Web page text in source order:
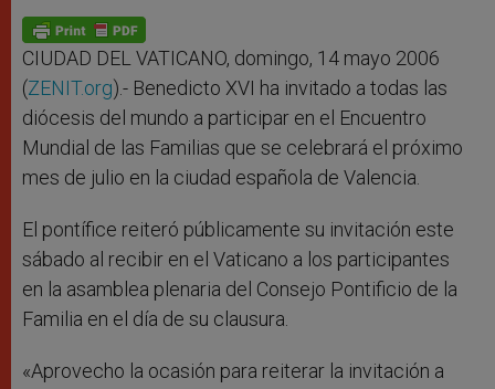
p
p
g
e
r
o
k
CIUDAD DEL VATICANO, domingo, 14 mayo 2006
(ZENIT.org).- Benedicto XVI ha invitado a todas las
diócesis del mundo a participar en el Encuentro
Mundial de las Familias que se celebrará el próximo
mes de julio en la ciudad española de Valencia.
El pontífice reiteró públicamente su invitación este
sábado al recibir en el Vaticano a los participantes
en la asamblea plenaria del Consejo Pontificio de la
Familia en el día de su clausura.
«Aprovecho la ocasión para reiterar la invitación a